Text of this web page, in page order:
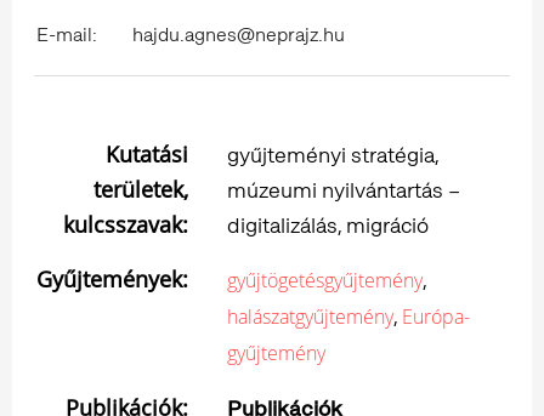
E-mail:
hajdu.agnes@neprajz.hu
Kutatási
területek,
kulcsszavak:
gyűjteményi stratégia,
múzeumi nyilvántartás –
digitalizálás, migráció
Gyűjtemények: gyűjtögetésgyűjtemény,
halászatgyűjtemény, Európa-
gyűjtemény
Publikációk:
Publikációk